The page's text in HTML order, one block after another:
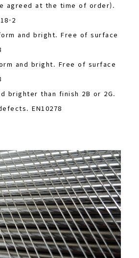
agreed at the time of order).
2
and bright. Free of surface
and bright. Free of surface
brighter than finish 2B or 2G.
EN10278